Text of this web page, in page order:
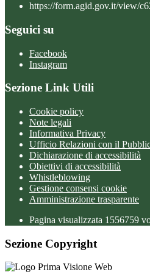
https://form.agid.gov.it/view/
Seguici su
Facebook
Instagram
Sezione Link Utili
Cookie policy
Note legali
Informativa Privacy
Ufficio Relazioni con il
Dichiarazione di accessibilità
Obiettivi di accessibilità
Whistleblowing
Gestione consensi cookie
Amministrazione trasparente
Pagina visualizzata 1556759
Sezione Copyright